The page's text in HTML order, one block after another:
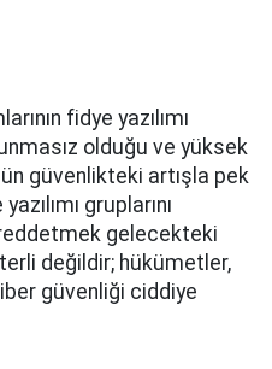
fidye yazılımı
olduğu ve yüksek
güvenlikteki artışla pek
gruplarını
gelecekteki
değildir; hükümetler,
güvenliği ciddiye